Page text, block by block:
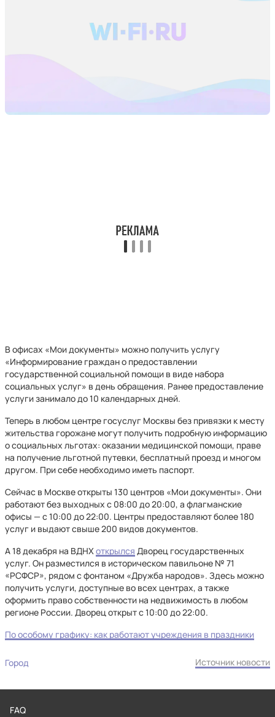
В офисах «Мои документы» можно получить услугу
«Информирование граждан о предоставлении
государственной социальной помощи в виде набора
социальных услуг» в день обращения. Ранее предоставление
услуги занимало до 10 календарных дней.
Теперь в любом центре госуслуг Москвы без привязки к месту
жительства горожане могут получить подробную информацию
о социальных льготах: оказании медицинской помощи, праве
на получение льготной путевки, бесплатный проезд и многом
другом. При себе необходимо иметь паспорт.
Сейчас в Москве открыты 130 центров «Мои документы». Они
работают без выходных с 08:00 до 20:00, а флагманские
офисы — с 10:00 до 22:00. Центры предоставляют более 180
услуг и выдают свыше 200 видов документов.
А 18 декабря на ВДНХоткрылся Дворец государственных
услуг. Он разместился в историческом павильоне № 71
«РСФСР», рядом с фонтаном «Дружба народов». Здесь можно
получить услуги, доступные во всех центрах, а также
оформить право собственности на недвижимость в любом
регионе России. Дворец открыт с 10:00 до 22:00.
По особому графику: как работают учреждения в праздники
Город Источник новости
FAQ